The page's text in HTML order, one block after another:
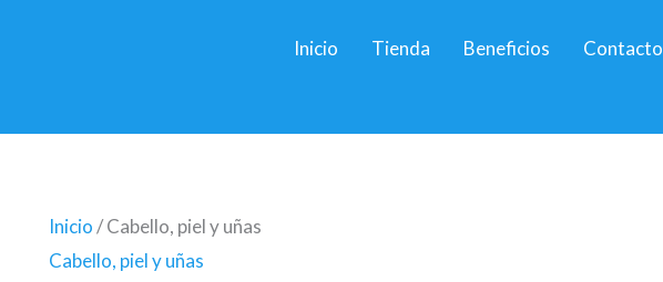
Inicio Tienda Beneficios Contacto
Inicio/ Cabello, piel y uñas
Cabello, piel y uñas